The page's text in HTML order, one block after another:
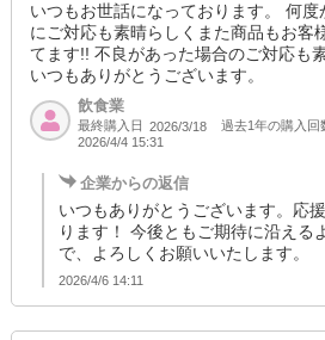
いつもお世話になっております。 何
にご対応も素晴らしくまた商品もお客
てます!! 不良があった場合のご対応も
いつもありがとうございます。
飲食業
最終購入日 2026/3/18 過去1年の購入回
2026/4/4 15:31
企業からの返信
いつもありがとうございます。応
ります！ 今後ともご期待に沿える
で、よろしくお願いいたします。
2026/4/6 14:11